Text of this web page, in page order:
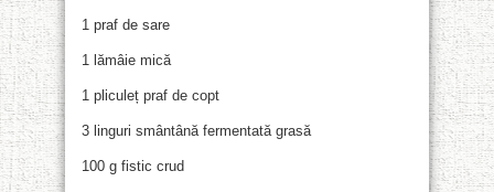
1 praf de sare
1 lămâie mică
1 pliculeț praf de copt
3 linguri smântână fermentată grasă
100 g fistic crud